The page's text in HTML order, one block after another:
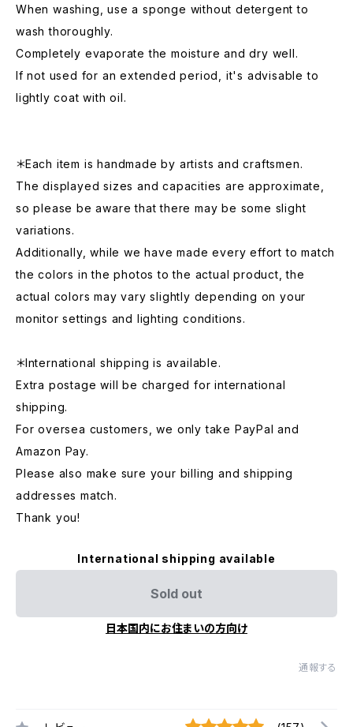
When washing, use a sponge without detergent to
wash thoroughly.
Completely evaporate the moisture and dry well.
If not used for an extended period, it's advisable to
lightly coat with oil.
＊Each item is handmade by artists and craftsmen.
The displayed sizes and capacities are approximate,
so please be aware that there may be some slight
variations.
Additionally, while we have made every effort to match
the colors in the photos to the actual product, the
actual colors may vary slightly depending on your
monitor settings and lighting conditions.
＊International shipping is available.
Extra postage will be charged for international
shipping.
For oversea customers, we only take PayPal and
Amazon Pay.
Please also make sure your billing and shipping
addresses match.
Thank you!
International shipping available
Sold out
日本国内にお住まいの方向け
通報する